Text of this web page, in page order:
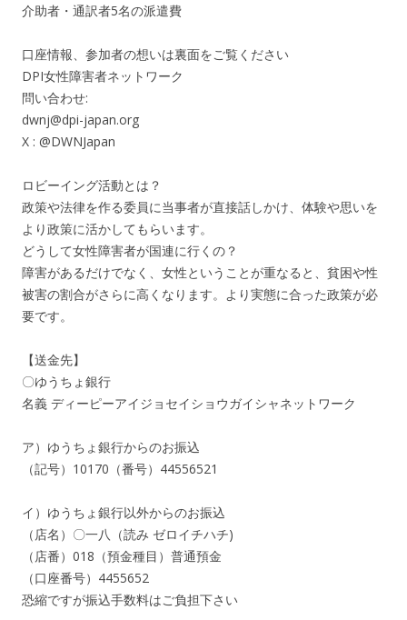
介助者・通訳者5名の派遣費
口座情報、参加者の想いは裏面をご覧ください
DPI女性障害者ネットワーク
問い合わせ:
dwnj@dpi-japan.org
X : @DWNJapan
ロビーイング活動とは？
政策や法律を作る委員に当事者が直接話しかけ、体験や思いを
より政策に活かしてもらいます。
どうして女性障害者が国連に行くの？
障害があるだけでなく、女性ということが重なると、貧困や性
被害の割合がさらに高くなります。より実態に合った政策が必
要です。
【送金先】
〇ゆうちょ銀行
名義 ディーピーアイジョセイショウガイシャネットワーク
ア）ゆうちょ銀行からのお振込
（記号）10170（番号）44556521
イ）ゆうちょ銀行以外からのお振込
（店名）〇一八（読み ゼロイチハチ)
（店番）018（預金種目）普通預金
（口座番号）4455652
恐縮ですが振込手数料はご負担下さい